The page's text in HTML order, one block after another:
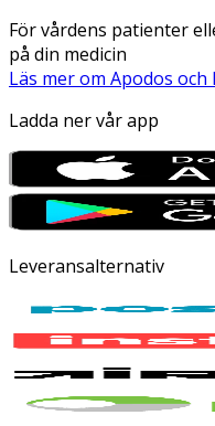
För vårdens patienter
på din medicin
Läs mer om Apodos och
Ladda ner vår app
Leveransalternativ